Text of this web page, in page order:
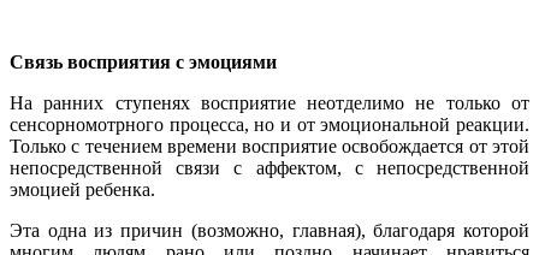
Связь восприятия с эмоциями
На ранних ступенях восприятие неотделимо не только от
сенсорномотрного процесса, но и от эмоциональной реакции.
Только с течением времени восприятие освобождается от этой
непосредственной связи с аффектом, с непосредственной
эмоцией ребенка.
Эта одна из причин (возможно, главная), благодаря которой